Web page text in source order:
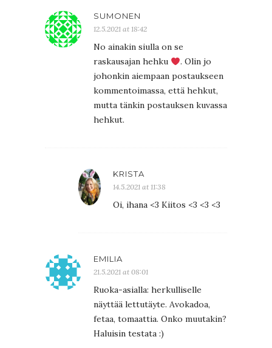
SUMONEN
12.5.2021 at 18:42
No ainakin siulla on se
raskausajan hehku
. Olin jo
johonkin aiempaan postaukseen
kommentoimassa, että hehkut,
mutta tänkin postauksen kuvassa
hehkut.
KRISTA
14.5.2021 at 11:38
Oi, ihana <3 Kiitos <3 <3 <3
EMILIA
21.5.2021 at 08:01
Ruoka-asialla: herkulliselle
näyttää lettutäyte. Avokadoa,
fetaa, tomaattia. Onko muutakin?
Haluisin testata :)